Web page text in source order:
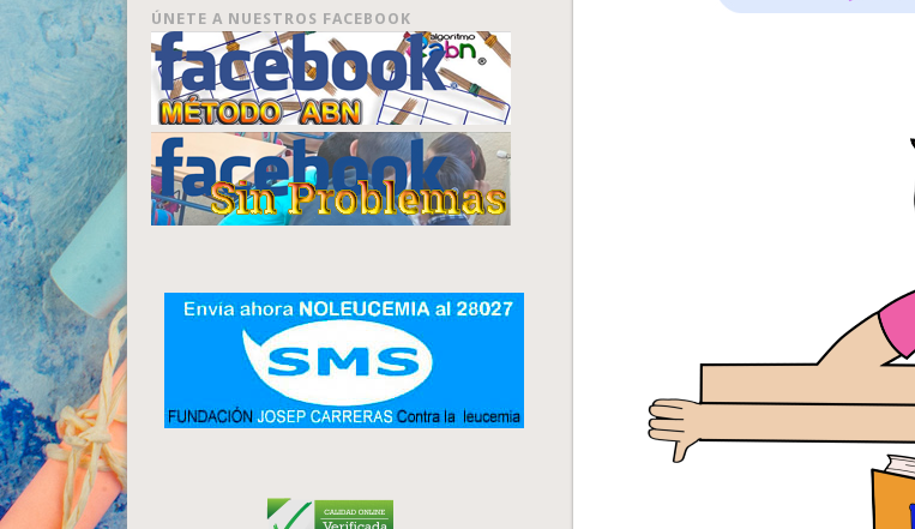
ÚNETE A NUESTROS FACEBOOK